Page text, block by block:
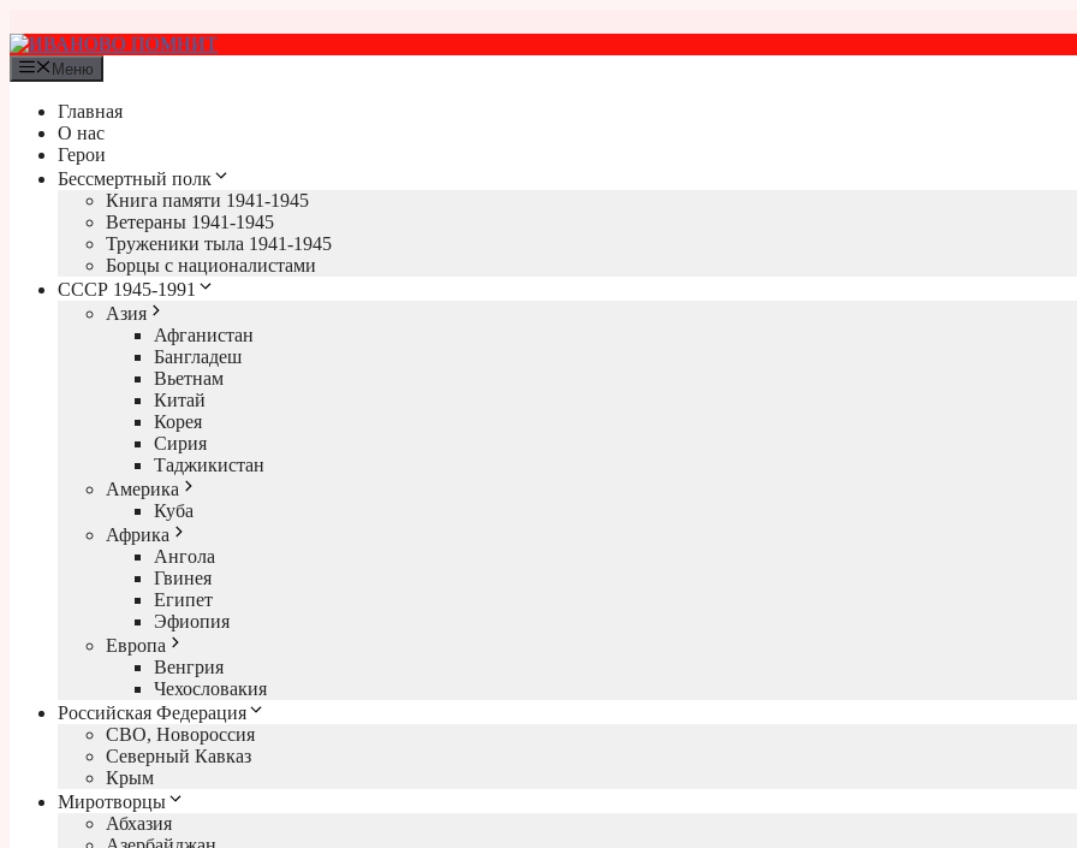
к
содержимому
Меню
Главная
О нас
Герои
Бессмертный полк
Книга памяти 1941-1945
Ветераны 1941-1945
Труженики тыла 1941-1945
Борцы с националистами
СССР 1945-1991
Азия
Афганистан
Бангладеш
Вьетнам
Китай
Корея
Сирия
Таджикистан
Америка
Куба
Африка
Ангола
Гвинея
Египет
Эфиопия
Европа
Венгрия
Чехословакия
Российская Федерация
СВО, Новороссия
Северный Кавказ
Крым
Миротворцы
Абхазия